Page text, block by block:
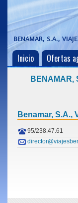
BENAMAR, S.A.,
Inicio Ofertas
BENAMAR,
Benamar, S.a.,
95/238.47.61